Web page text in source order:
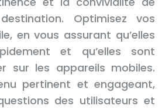
Optimisez vos
en vous assurant qu’elles
et qu’elles sont
sur les appareils mobiles.
pertinent et engageant,
des utilisateurs et